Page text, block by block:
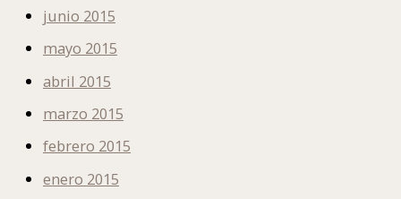
junio 2015
mayo 2015
abril 2015
marzo 2015
febrero 2015
enero 2015